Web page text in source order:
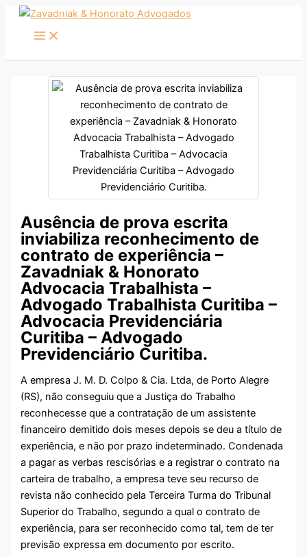
conteúdo
Ausência de prova escrita
inviabiliza reconhecimento de
contrato de experiência –
Zavadniak & Honorato
Advocacia Trabalhista –
Advogado Trabalhista Curitiba –
Advocacia Previdenciária
Curitiba – Advogado
Previdenciário Curitiba.
A empresa J. M. D. Colpo & Cia. Ltda, de Porto Alegre
(RS), não conseguiu que a Justiça do Trabalho
reconhecesse que a contratação de um assistente
financeiro demitido dois meses depois se deu a título de
experiência, e não por prazo indeterminado. Condenada
a pagar as verbas rescisórias e a registrar o contrato na
carteira de trabalho, a empresa teve seu recurso de
revista não conhecido pela Terceira Turma do Tribunal
Superior do Trabalho, segundo a qual o contrato de
experiência, para ser reconhecido como tal, tem de ter
previsão expressa em documento por escrito.